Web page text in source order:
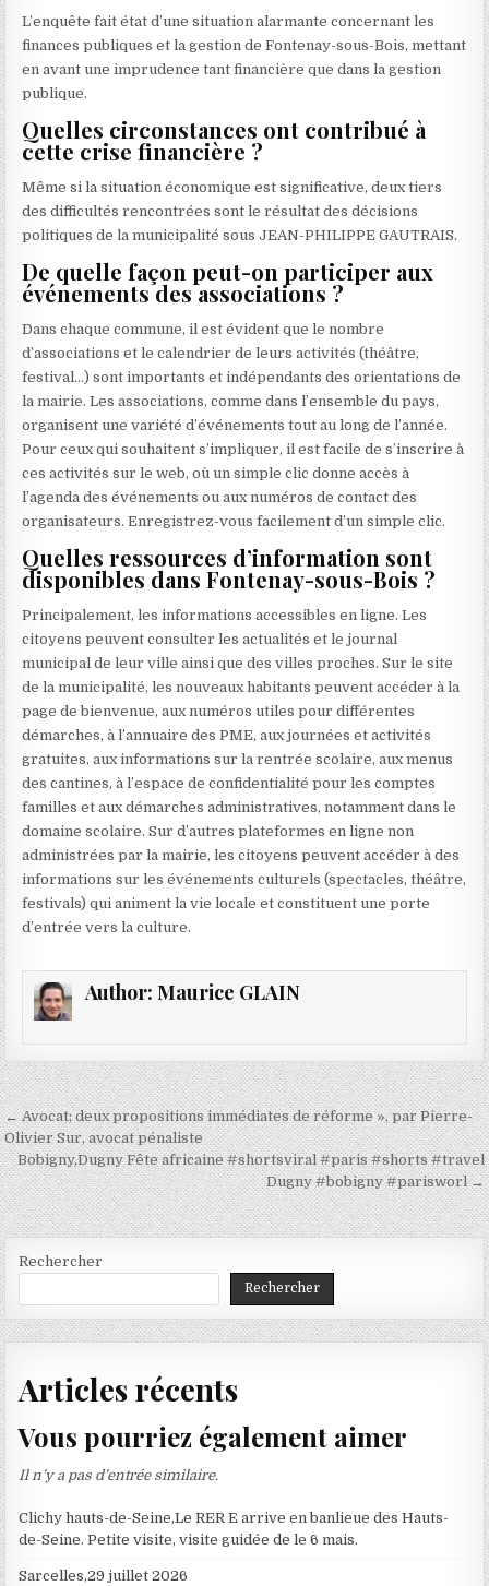
L’enquête fait état d’une situation alarmante concernant les
finances publiques et la gestion de Fontenay-sous-Bois, mettant
en avant une imprudence tant financière que dans la gestion
publique.
Quelles circonstances ont contribué à
cette crise financière ?
Même si la situation économique est significative, deux tiers
des difficultés rencontrées sont le résultat des décisions
politiques de la municipalité sous JEAN-PHILIPPE GAUTRAIS.
De quelle façon peut-on participer aux
événements des associations ?
Dans chaque commune, il est évident que le nombre
d’associations et le calendrier de leurs activités (théâtre,
festival…) sont importants et indépendants des orientations de
la mairie. Les associations, comme dans l’ensemble du pays,
organisent une variété d’événements tout au long de l’année.
Pour ceux qui souhaitent s’impliquer, il est facile de s’inscrire à
ces activités sur le web, où un simple clic donne accès à
l’agenda des événements ou aux numéros de contact des
organisateurs. Enregistrez-vous facilement d’un simple clic.
Quelles ressources d’information sont
disponibles dans Fontenay-sous-Bois ?
Principalement, les informations accessibles en ligne. Les
citoyens peuvent consulter les actualités et le journal
municipal de leur ville ainsi que des villes proches. Sur le site
de la municipalité, les nouveaux habitants peuvent accéder à la
page de bienvenue, aux numéros utiles pour différentes
démarches, à l’annuaire des PME, aux journées et activités
gratuites, aux informations sur la rentrée scolaire, aux menus
des cantines, à l’espace de confidentialité pour les comptes
familles et aux démarches administratives, notamment dans le
domaine scolaire. Sur d’autres plateformes en ligne non
administrées par la mairie, les citoyens peuvent accéder à des
informations sur les événements culturels (spectacles, théâtre,
festivals) qui animent la vie locale et constituent une porte
d’entrée vers la culture.
Author: Maurice GLAIN
Navigation
de
l’article
← Avocat; deux propositions immédiates de réforme », par Pierre-
Olivier Sur, avocat pénaliste
Bobigny,Dugny Fête africaine #shortsviral #paris #shorts #travel
Dugny #bobigny #parisworl →
Rechercher
Rechercher
Articles récents
Vous pourriez également aimer
Il n’y a pas d’entrée similaire.
Clichy hauts-de-Seine,Le RER E arrive en banlieue des Hauts-
de-Seine. Petite visite, visite guidée de le 6 mais.
Sarcelles,29 juillet 2026